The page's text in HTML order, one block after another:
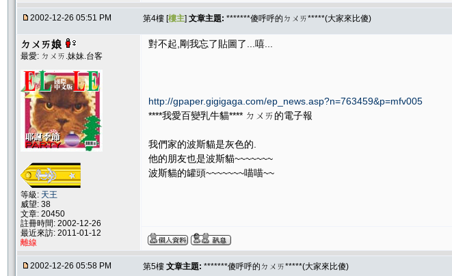
2002-12-26 05:51 PM 第4樓 [樓主] 文章主題: *******傻呼呼的ㄉㄨㄞ*****(大家來比傻)
ㄉㄨㄞ娘
最愛: ㄉㄨㄞ.妹妹.台客
等級: 天王
威望: 38
文章: 20450
註冊時間: 2002-12-26
最近來訪: 2011-01-12
離線
對不起,剛我忘了貼圖了...嘻...
http://gpaper.gigigaga.com/ep_news.asp?n=763459&p=mfv005
****我愛百變乳牛貓**** ㄉㄨㄞ的電子報
我們家的波斯貓是灰色的.
他的朋友也是波斯貓~~~~~~~
波斯貓的罐頭~~~~~~~喵喵~~
2002-12-26 05:58 PM 第5樓 文章主題: *******傻呼呼的ㄉㄨㄞ*****(大家來比傻)